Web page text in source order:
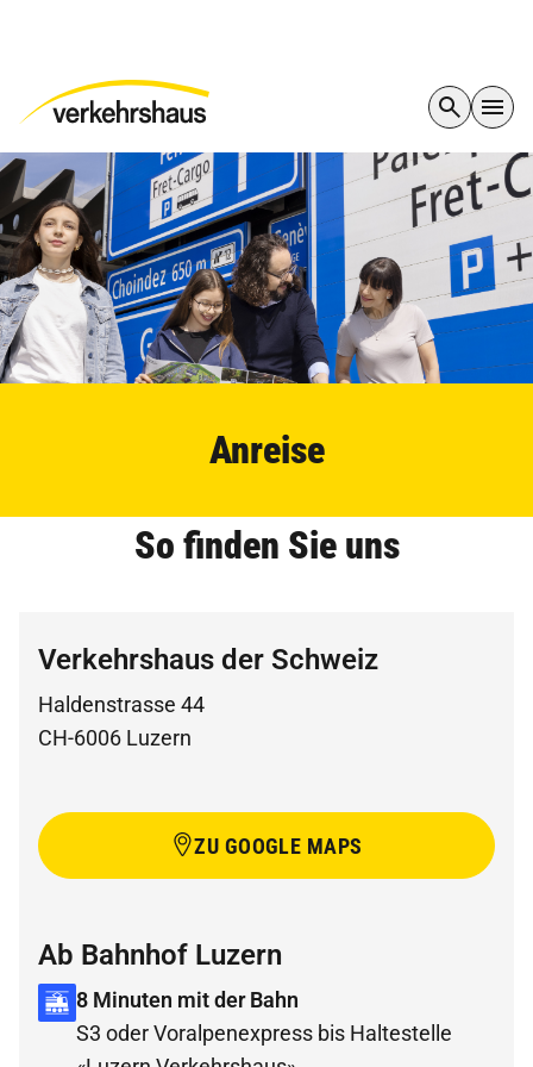
Anreise
So finden Sie uns
Verkehrshaus der Schweiz
Haldenstrasse 44
CH-6006 Luzern
ZU GOOGLE MAPS
Ab Bahnhof Luzern
8 Minuten mit der Bahn
S3 oder Voralpenexpress bis Haltestelle